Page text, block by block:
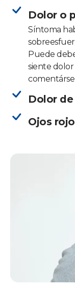
Dolor o
Síntoma
Puede
siente
Dolor de
Ojos